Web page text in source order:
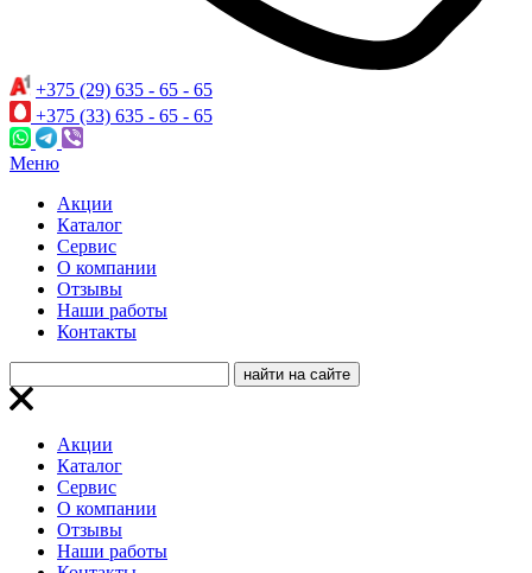
+375 (29) 635 - 65 - 65
+375 (33) 635 - 65 - 65
Меню
Акции
Каталог
Сервис
О компании
Отзывы
Наши работы
Контакты
Акции
Каталог
Сервис
О компании
Отзывы
Наши работы